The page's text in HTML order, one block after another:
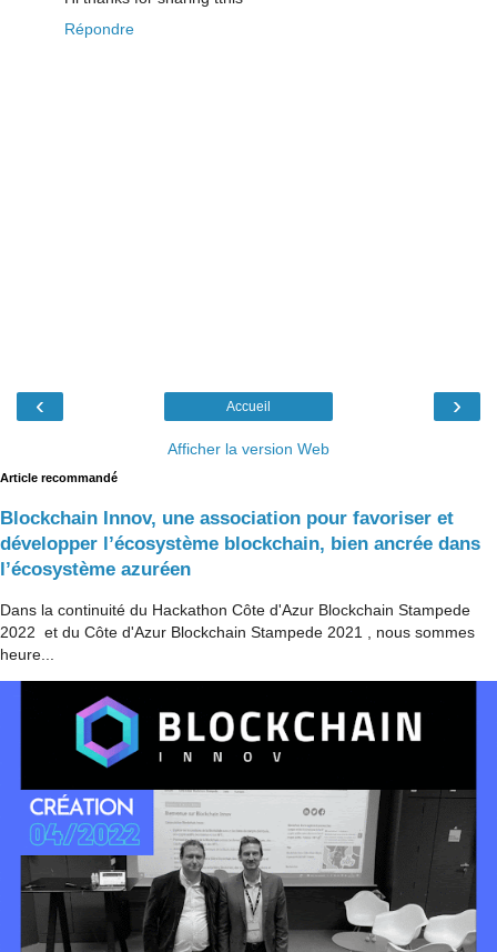
Répondre
‹ ›
Accueil
Afficher la version Web
Article recommandé
Blockchain Innov, une association pour favoriser et
développer l’écosystème blockchain, bien ancrée dans
l’écosystème azuréen
Dans la continuité du Hackathon Côte d'Azur Blockchain Stampede
2022 et du Côte d'Azur Blockchain Stampede 2021 , nous sommes
heure...